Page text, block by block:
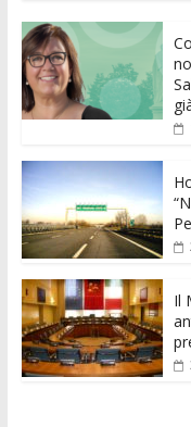
e
b
o
o
k
itt
er l
Il